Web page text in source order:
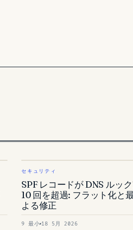
セキュリティ
SPF レコードが DNS ルッ
10 回を超過: フラット化と
よる修正
9 最小 18 5月 2026